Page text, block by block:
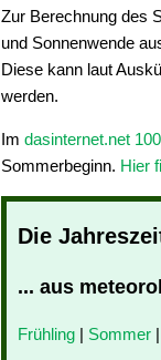
Zur Berechnung des
und Sonnenwende
Diese kann laut
werden.
Im dasinternet.net
Sommerbeginn. Hier
Die
... aus
Frühling | Sommer |